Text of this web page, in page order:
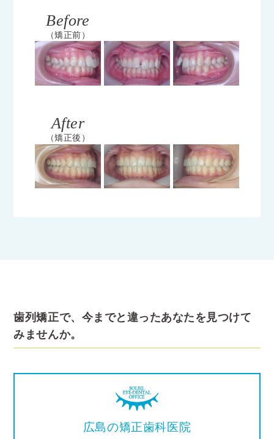
Before
（矯正前）
After
（矯正後）
歯列矯正で、今までと違ったあなたを見つけて
みませんか。
広島の矯正歯科医院